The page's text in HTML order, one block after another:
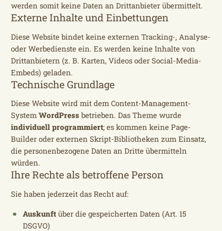
werden somit keine Daten an Drittanbieter übermittelt.
Externe Inhalte und Einbettungen
Diese Website bindet keine externen Tracking-, Analyse-
oder Werbedienste ein. Es werden keine Inhalte von
Drittanbietern (z. B. Karten, Videos oder Social-Media-
Embeds) geladen.
Technische Grundlage
Diese Website wird mit dem Content-Management-
SystemWordPress betrieben. Das Theme wurde
individuell programmiert; es kommen keine Page-
Builder oder externen Skript-Bibliotheken zum Einsatz,
die personenbezogene Daten an Dritte übermitteln
würden.
Ihre Rechte als betroffene Person
Sie haben jederzeit das Recht auf:
Auskunft über die gespeicherten Daten (Art. 15
DSGVO)